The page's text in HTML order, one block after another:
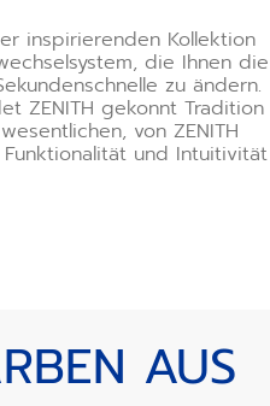
inspirierenden Kollektion
die Ihnen die
zu ändern.
ZENITH gekonnt Tradition
von ZENITH
und Intuitivität
AUS